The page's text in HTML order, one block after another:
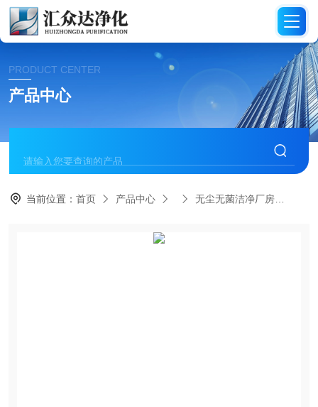
PRODUCT CENTER
产品中心
当前位置：首页 产品中心 无尘无菌洁净厂房